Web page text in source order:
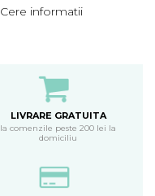
Cere informatii
LIVRARE GRATUITA
la comenzile peste 200 lei la
domiciliu